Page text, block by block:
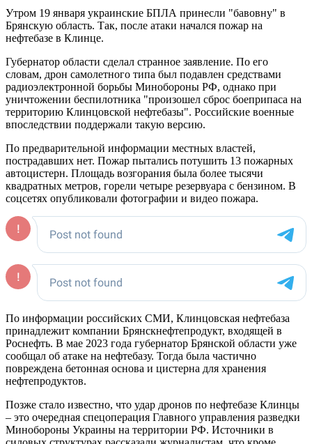
Утром 19 января украинские БПЛА принесли "бавовну" в
Брянскую область. Так, после атаки начался пожар на
нефтебазе в Клинце.
Губернатор области сделал странное заявление. По его
словам, дрон самолетного типа был подавлен средствами
радиоэлектронной борьбы Минобороны РФ, однако при
уничтожении беспилотника "произошел сброс боеприпаса на
территорию Клинцовской нефтебазы". Российские военные
впоследствии поддержали такую версию.
По предварительной информации местных властей,
пострадавших нет. Пожар пытались потушить 13 пожарных
автоцистерн. Площадь возгорания была более тысячи
квадратных метров, горели четыре резервуара с бензином. В
соцсетях опубликовали фотографии и видео пожара.
По информации российских СМИ, Клинцовская нефтебаза
принадлежит компании Брянскнефтепродукт, входящей в
Роснефть. В мае 2023 года губернатор Брянской области уже
сообщал об атаке на нефтебазу. Тогда была частично
повреждена бетонная основа и цистерна для хранения
нефтепродуктов.
Позже стало известно, что удар дронов по нефтебазе Клинцы
– это очередная спецоперация Главного управления разведки
Минобороны Украины на территории РФ. Источники в